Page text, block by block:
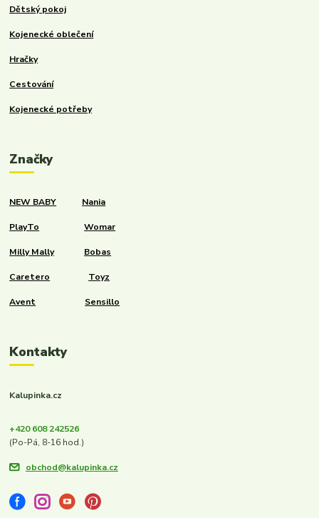
Dětský pokoj
Kojenecké oblečení
Hračky
Cestování
Kojenecké potřeby
Značky
NEW BABY Nania
PlayTo Womar
Milly Mally Bobas
Caretero Toyz
Avent Sensillo
Kontakty
Kalupinka.cz
+420 608 242526
(Po-Pá, 8-16 hod.)
obchod@kalupinka.cz